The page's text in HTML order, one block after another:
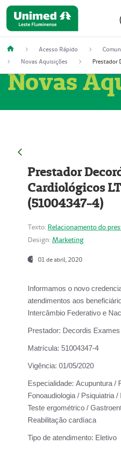
Acesso Rápido
Novas Aquisições
Novas
Prestador
Cardiológicos
(51004347-4)
Texto: Relacionamento do
Design: Marketing
01 de abril, 2020
Informamos o novo
atendimentos aos
Intercâmbio Federativo e
Prestador: Decordis
Matrícula: 51004347-4
Vigência: 01/05/2020
Especialidade: Acupuntura /
Fonoaudiologia / Psiquiatria
Teste ergométrico /
Reabilitação cardíaca
Tipo de atendimento: Eletivo